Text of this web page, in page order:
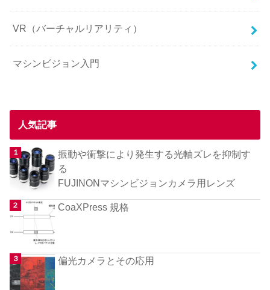
VR（バーチャルリアリティ）
マシンビジョン入門
人気記事
振動や衝撃により発生する光軸ズレを抑制す
る
FUJINONマシンビジョンカメラ用レンズ
CoaXPress 規格
偏光カメラとその応用